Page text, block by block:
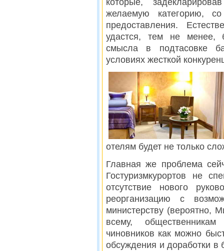
которые,
желаемую категорию,
предоставления.
удастся, тем не менее,
смысла в подтасовке
условиях жесткой
отелям будет не только
Главная же проблема
Гостуризмкурортов не
отсутствие нового
реорганизацию с
министерству (вероятно,
всему,
чиновников как можно
обсуждения и доработки в